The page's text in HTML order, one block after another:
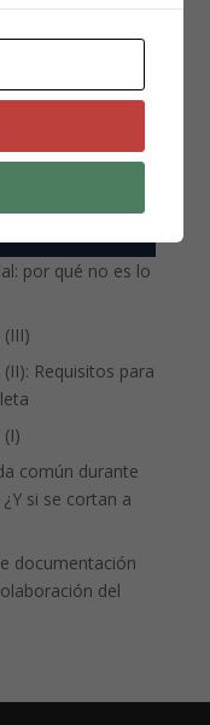
por qué no es lo
Requisitos para
común durante
si se cortan a
documentación
del